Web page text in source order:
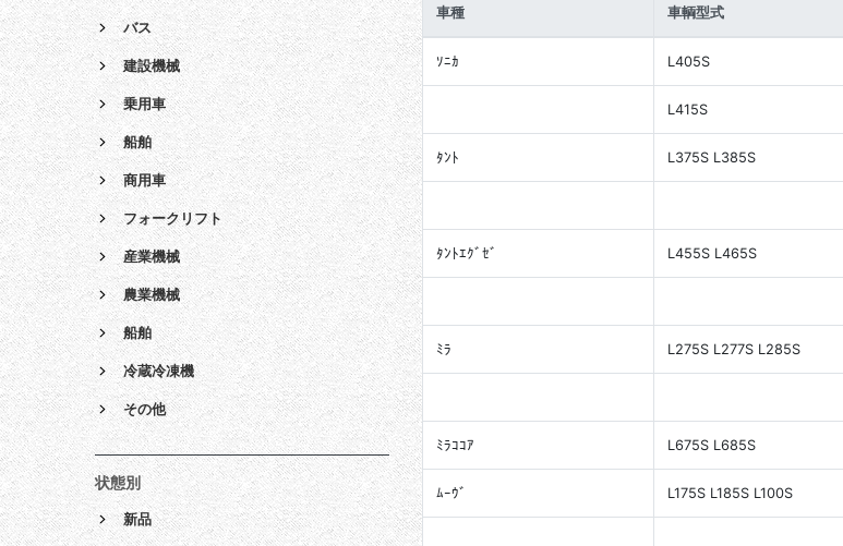
車種 車輌型式
ｿﾆｶ L405S
L415S
ﾀﾝﾄ L375S L385S
ﾀﾝﾄｴｸﾞｾﾞ L455S L465S
ﾐﾗ L275S L277S L285S
ﾐﾗｺｺｱ L675S L685S
ﾑｰｳﾞ L175S L185S L100S
バス
建設機械
乗用車
船舶
商用車
フォークリフト
産業機械
農業機械
船舶
冷蔵冷凍機
その他
状態別
新品